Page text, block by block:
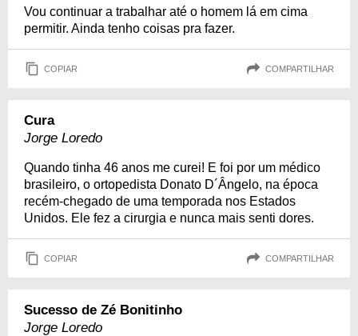
Vou continuar a trabalhar até o homem lá em cima
permitir. Ainda tenho coisas pra fazer.
COPIAR COMPARTILHAR
Cura
Jorge Loredo
Quando tinha 46 anos me curei! E foi por um médico
brasileiro, o ortopedista Donato D´Ângelo, na época
recém-chegado de uma temporada nos Estados
Unidos. Ele fez a cirurgia e nunca mais senti dores.
COPIAR COMPARTILHAR
Sucesso de Zé Bonitinho
Jorge Loredo